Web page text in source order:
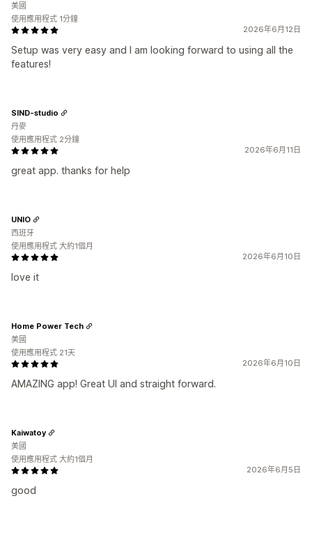
2026年6月12日
Setup was very easy and I am looking forward to using all the
features!
美國
使用應用程式 1分鐘
2026年6月11日
great app. thanks for help
SIND-studio
丹麥
使用應用程式 2分鐘
2026年6月10日
love it
UNIO
西班牙
使用應用程式 大約1個月
2026年6月10日
AMAZING app! Great UI and straight forward.
Home Power Tech
美國
使用應用程式 21天
2026年6月5日
good
Kaiwatoy
美國
使用應用程式 大約1個月